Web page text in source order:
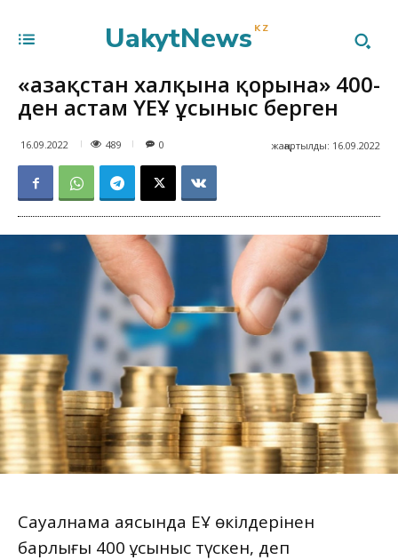
UakytNews KZ
«Қазақстан халқына қорына» 400-
ден астам ҮЕҰ ұсыныс берген
16.09.2022 489 жаңартылды: 16.09.2022
0
Сауалнама аясында ҮЕҰ өкілдерінен
барлығы 400 ұсыныс түскен, деп